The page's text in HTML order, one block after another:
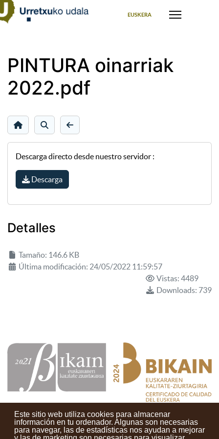
Este sitio web utiliza cookies para almacenar
información en tu ordenador. Algunas son necesarias
para navegar, las de estadísticas nos ayudan a mejorar
EUSKERA
PINTURA oinarriak
2022.pdf
Descarga directo desde nuestro servidor :
Descarga
Detalles
Tamaño: 146.6 KB
Última modificación: 24/05/2022 11:59:57
Vistas: 4489
Downloads: 739